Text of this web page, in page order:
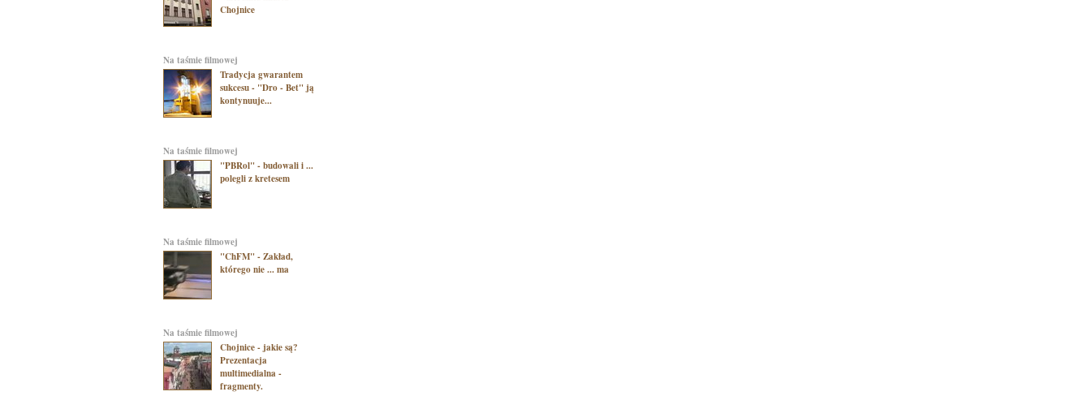
Chojnice
na taśmie filmowej
Tradycja gwarantem
sukcesu - "Dro - Bet" ją
kontynuuje...
na taśmie filmowej
"PBRol" - budowali i ...
polegli z kretesem
na taśmie filmowej
"ChFM" - Zakład,
którego nie ... ma
na taśmie filmowej
Chojnice - jakie są?
Prezentacja
multimedialna -
fragmenty.